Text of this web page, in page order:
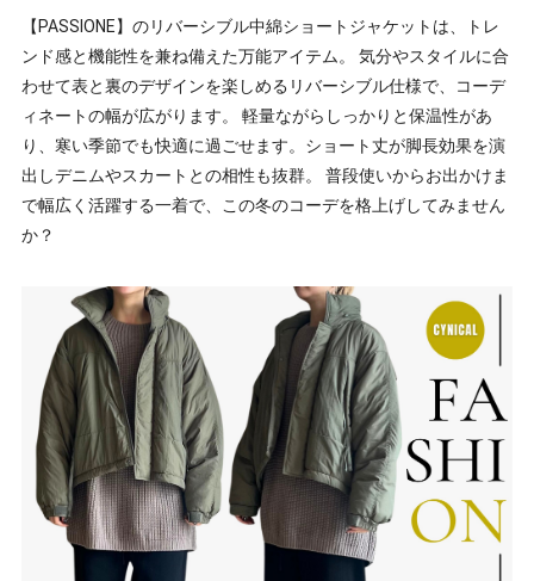
【PASSIONE】のリバーシブル中綿ショートジャケットは、トレ
ンド感と機能性を兼ね備えた万能アイテム。 気分やスタイルに合
わせて表と裏のデザインを楽しめるリバーシブル仕様で、コーデ
ィネートの幅が広がります。 軽量ながらしっかりと保温性があ
り、寒い季節でも快適に過ごせます。ショート丈が脚長効果を演
出しデニムやスカートとの相性も抜群。 普段使いからお出かけま
で幅広く活躍する一着で、この冬のコーデを格上げしてみません
か？